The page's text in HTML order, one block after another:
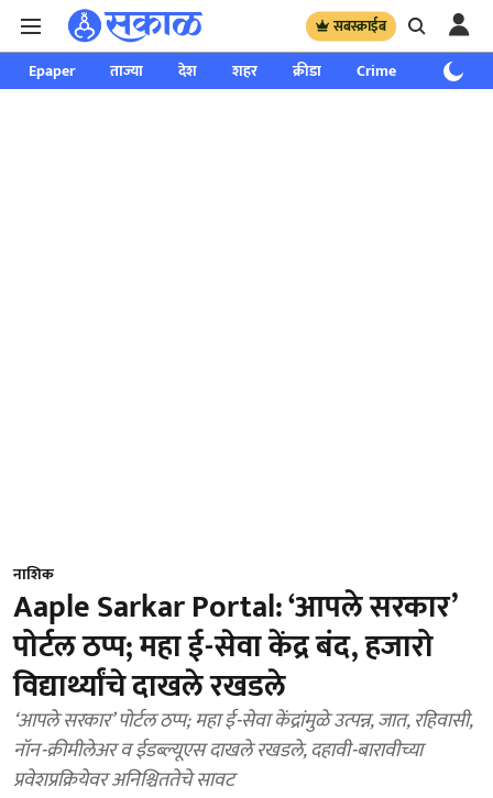
सबस्क्राईब
Epaper ताज्या देश शहर क्रीडा Crime साप्ताहिक
नाशिक
Aaple Sarkar Portal: ‘आपले सरकार’
पोर्टल ठप्प; महा ई-सेवा केंद्र बंद, हजारो
विद्यार्थ्यांचे दाखले रखडले
‘आपले सरकार’ पोर्टल ठप्प; महा ई-सेवा केंद्रांमुळे उत्पन्न, जात, रहिवासी,
नॉन-क्रीमीलेअर व ईडब्ल्यूएस दाखले रखडले, दहावी-बारावीच्या
प्रवेशप्रक्रियेवर अनिश्चिततेचे सावट